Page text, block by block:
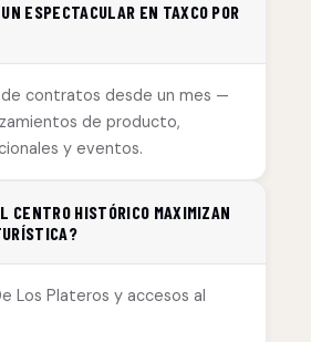
ESPECTACULAR EN TAXCO POR
de contratos desde un mes —
de producto,
y eventos.
CENTRO HISTÓRICO MAXIMIZAN
Los Plateros y accesos al